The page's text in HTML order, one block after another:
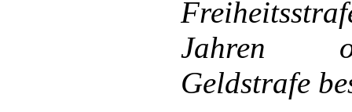
Jahren
Geldstrafe